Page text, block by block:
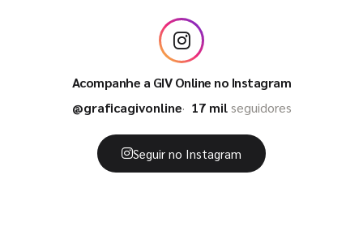
Acompanhe a GIV Online no Instagram
@graficagivonline
17 milseguidores
Seguir no Instagram